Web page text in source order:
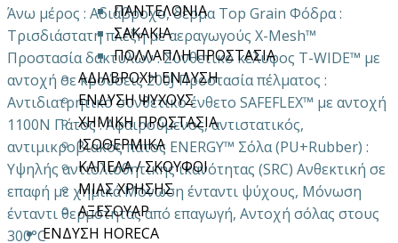
ΠΑΝΤΕΛΟΝΙΑ
ΣΑΚΑΚΙΑ
ΠΟΛΛΑΠΛΗ ΠΡΟΣΤΑΣΙΑ
ΑΔΙΑΒΡΟΧΗ ΕΝΔΥΣΗ
ΕΝΔΥΣΗ ΨΥΧΟΥΣ
ΧΗΜΙΚΗ ΠΡΟΣΤΑΣΙΑ
ΙΣΟΘΕΡΜΙΚΑ
ΚΑΠΕΛΑ / ΣΚΟΥΦΟΙ
ΜΙΑΣ ΧΡΗΣΗΣ
ΑΞΕΣΟΥΑΡ
ΕΝΔΥΣΗ HORECA
Άνω μέρος : Αδιάβροχο, δέρμα Top Grain Φόδρα :
Τρισδιάστατη πλέξη με αεραγωγούς X-Mesh™
Προστασία δακτύλων : Συνθετικό κέλυφος T-WIDE™ με
αντοχή σε κρούσεις 200J Προστασία πέλματος :
Αντιδιατρητικό συνθετικό ένθετο SAFEFLEX™ με αντοχή
1100N Πάτος : Αφαιρούμενος, αντιστατικός,
αντιμικροβιακός πάτος ENERGY™ Σόλα (PU+Rubber) :
Yψηλής αντιολισθητικής ικανότητας (SRC) Ανθεκτική σε
επαφή με χημικά Μόνωση ένταντι ψύχους, Μόνωση
ένταντι θερμότητας από επαγωγή, Αντοχή σόλας στους
300°C